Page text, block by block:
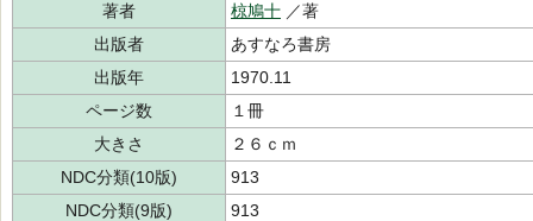
著者
椋鳩十 ／著
出版者
あすなろ書房
出版年
1970.11
ページ数
１冊
大きさ
２６ｃｍ
NDC分類(10版)
913
NDC分類(9版)
913